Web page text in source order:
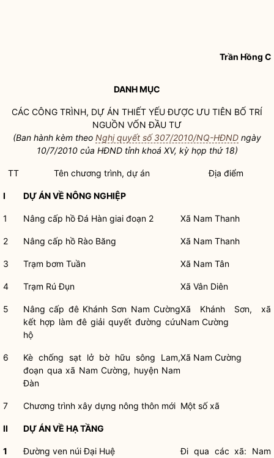
Trần Hồng
DANH MỤC
CÁC CÔNG TRÌNH, DỰ ÁN THIẾT YẾU ĐƯỢC ƯU TIÊN BỐ TRÍ
NGUỒN VỐN ĐẦU TƯ
(Ban hành kèm theo Nghị quyết số 307/2010/NQ-HĐND ngày
10/7/2010 của HĐND tỉnh khoá XV, kỳ họp thứ 18)
TT Tên chương trình, dự án Địa điểm
I DỰ ÁN VỀ NÔNG NGHIỆP
1 Nâng cấp hồ Đá Hàn giai đoạn 2 Xã Nam Thanh
2 Nâng cấp hồ Rào Băng Xã Nam Thanh
3 Trạm bơm Tuần Xã Nam Tân
4 Trạm Rú Đụn Xã Vân Diên
5
Nâng cấp đê Khánh Sơn Nam Cường
kết hợp làm đê giải quyết đường cứu
hộ
Xã Khánh Sơn, xã
Nam Cường
6
Kè chống sạt lở bờ hữu sông Lam,
đoạn qua xã Nam Cường, huyện Nam
Đàn
Xã Nam Cường
7 Chương trình xây dựng nông thôn mới Một số xã
II DỰ ÁN VỀ HẠ TẦNG
1 Đường ven núi Đại Huệ
Đi qua các xã: Nam